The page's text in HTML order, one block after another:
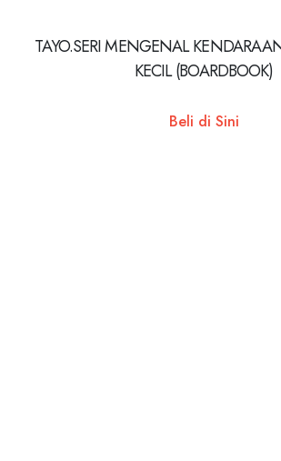
TAYO.SERI MENGENAL
KECIL (BOARDBOOK)
Beli di Sini